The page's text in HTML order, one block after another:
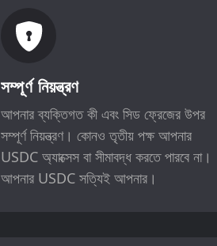
সম্পূর্ণ নিয়ন্ত্রণ
আপনার ব্যক্তিগত কী এবং সিড ফ্রেজের উপর
সম্পূর্ণ নিয়ন্ত্রণ। কোনও তৃতীয় পক্ষ আপনার
USDC অ্যাক্সেস বা সীমাবদ্ধ করতে পারবে না।
আপনার USDC সত্যিই আপনার।